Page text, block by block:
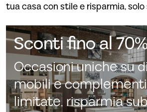
tua casa con stile e risparmia, solo
Sconti fino al
Occasioni uniche su
mobili e
limitate, risparmia